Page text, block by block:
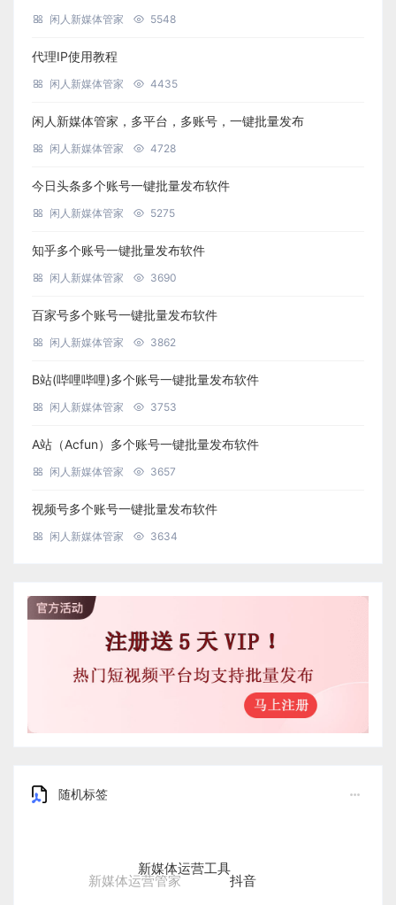
闲人新媒体管家 5548
代理IP使用教程
闲人新媒体管家 4435
闲人新媒体管家，多平台，多账号，一键批量发布
闲人新媒体管家 4728
今日头条多个账号一键批量发布软件
闲人新媒体管家 5275
知乎多个账号一键批量发布软件
闲人新媒体管家 3690
百家号多个账号一键批量发布软件
闲人新媒体管家 3862
B站(哔哩哔哩)多个账号一键批量发布软件
闲人新媒体管家 3753
A站（Acfun）多个账号一键批量发布软件
闲人新媒体管家 3657
视频号多个账号一键批量发布软件
闲人新媒体管家 3634
随机标签
新媒体运营管家
新媒体运营工具
抖音